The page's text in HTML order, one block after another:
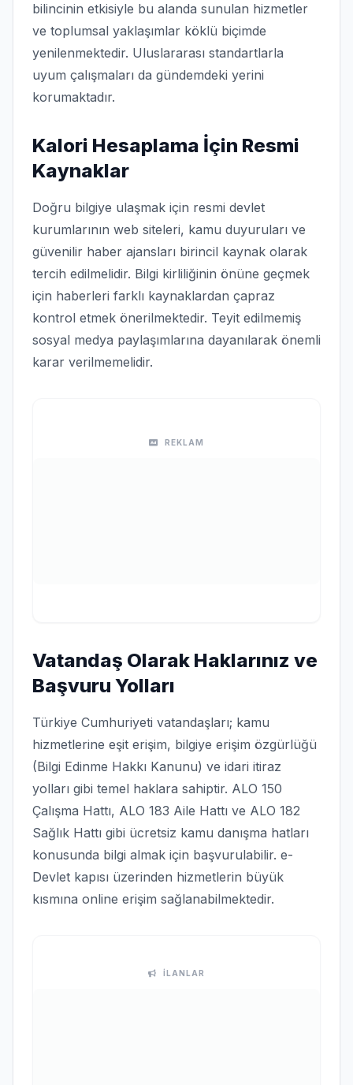
bilincinin etkisiyle bu alanda sunulan hizmetler
ve toplumsal yaklaşımlar köklü biçimde
yenilenmektedir. Uluslararası standartlarla
uyum çalışmaları da gündemdeki yerini
korumaktadır.
Kalori Hesaplama İçin Resmi
Kaynaklar
Doğru bilgiye ulaşmak için resmi devlet
kurumlarının web siteleri, kamu duyuruları ve
güvenilir haber ajansları birincil kaynak olarak
tercih edilmelidir. Bilgi kirliliğinin önüne geçmek
için haberleri farklı kaynaklardan çapraz
kontrol etmek önerilmektedir. Teyit edilmemiş
sosyal medya paylaşımlarına dayanılarak önemli
karar verilmemelidir.
REKLAM
Vatandaş Olarak Haklarınız ve
Başvuru Yolları
Türkiye Cumhuriyeti vatandaşları; kamu
hizmetlerine eşit erişim, bilgiye erişim özgürlüğü
(Bilgi Edinme Hakkı Kanunu) ve idari itiraz
yolları gibi temel haklara sahiptir. ALO 150
Çalışma Hattı, ALO 183 Aile Hattı ve ALO 182
Sağlık Hattı gibi ücretsiz kamu danışma hatları
konusunda bilgi almak için başvurulabilir. e-
Devlet kapısı üzerinden hizmetlerin büyük
kısmına online erişim sağlanabilmektedir.
İLANLAR